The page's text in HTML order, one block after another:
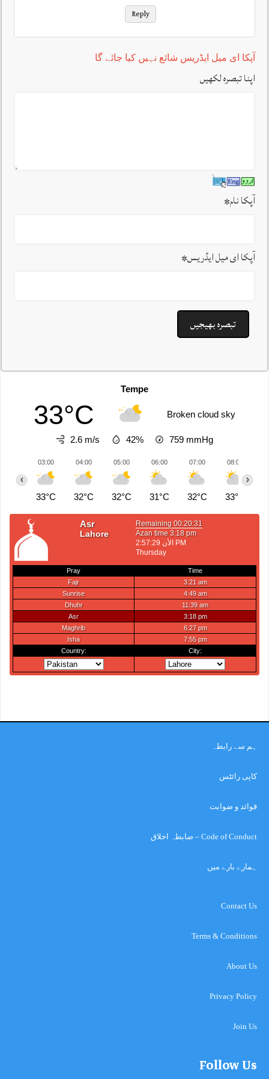
Reply
آپکا ای میل ایڈریس شائع نہیں کیا جائے گا
اپنا تبصرہ لکھیں
آپکا نام*
آپکا ای میل ایڈریس*
Tempe
33°C Broken cloud sky
2.6 m/s 42% 759 mmHg
03:00
33°C
04:00
32°C
05:00
32°C
06:00
31°C
07:00
32°C
08:00
33°C
‹ ›
ہم سے رابطہ
کاپی رائٹس
قوائد و ضوابت
Code of Conduct – ضابطہ اخلاق
ہمارے بارے میں
Contact Us
Terms & Conditions
About Us
Privacy Policy
Join Us
Follow Us